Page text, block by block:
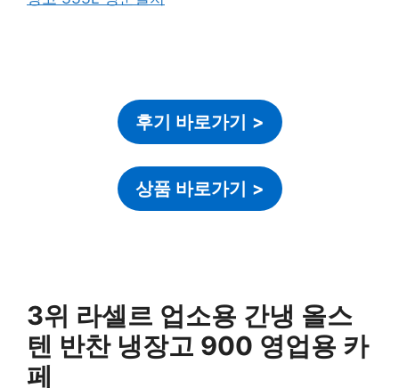
후기 바로가기 >
상품 바로가기 >
3위 라셀르 업소용 간냉 올스
텐 반찬 냉장고 900 영업용 카
페